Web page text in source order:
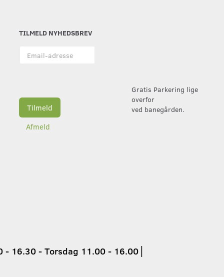
TILMELD NYHEDSBREV
adresse
Tilmeld
Afmeld
Gratis Parkering lige
overfor
ved banegården.
- 16.30 - Torsdag 11.00 - 16.00